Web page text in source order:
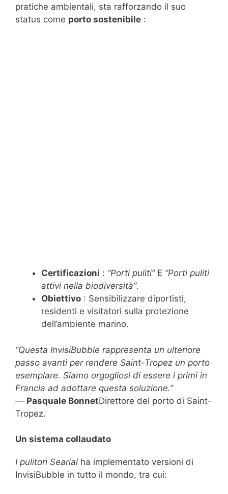
pratiche ambientali, sta rafforzando il suo
status come porto sostenibile :
Certificazioni : “Porti puliti”E “Porti puliti
attivi nella biodiversità”.
Obiettivo : Sensibilizzare diportisti,
residenti e visitatori sulla protezione
dell’ambiente marino.
“Questa InvisiBubble rappresenta un ulteriore
passo avanti per rendere Saint-Tropez un porto
esemplare. Siamo orgogliosi di essere i primi in
Francia ad adottare questa soluzione.”
— Pasquale BonnetDirettore del porto di Saint-
Tropez.
Un sistema collaudato
I pulitori Searial ha implementato versioni di
InvisiBubble in tutto il mondo, tra cui: